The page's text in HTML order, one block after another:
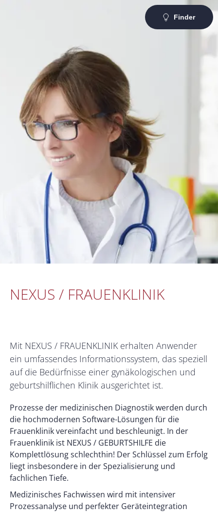
Finder
NEXUS / FRAUENKLINIK
Mit NEXUS / FRAUENKLINIK erhalten Anwender
ein umfassendes Informationssystem, das speziell
auf die Bedürfnisse einer gynäkologischen und
geburtshilflichen Klinik ausgerichtet ist.
Prozesse der medizinischen Diagnostik werden durch
die hochmodernen Software-Lösungen für die
Frauenklinik vereinfacht und beschleunigt. In der
Frauenklinik ist NEXUS / GEBURTSHILFE die
Komplettlösung schlechthin! Der Schlüssel zum Erfolg
liegt insbesondere in der Spezialisierung und
fachlichen Tiefe.
Medizinisches Fachwissen wird mit intensiver
Prozessanalyse und perfekter Geräteintegration